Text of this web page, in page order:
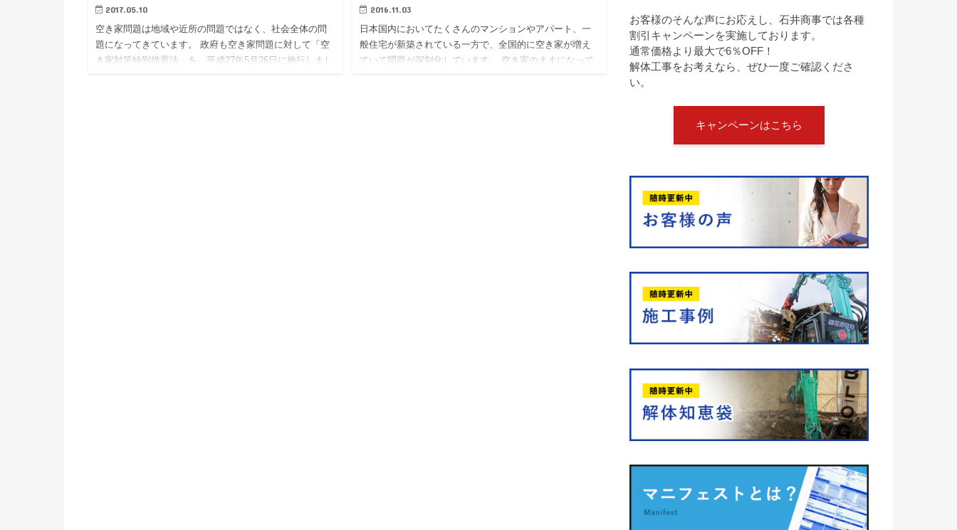
2017.05.10
空き家問題は地域や近所の問題ではなく、社会全体の問
題になってきています。 政府も空き家問題に対して「空
き家対策特別措置法」を、平成27年5月26日に施行しまし
2016.11.03
日本国内においてたくさんのマンションやアパート、一
般住宅が新築されている一方で、全国的に空き家が増え
ていて問題が深刻化しています。 空き家のままになって
お客様のそんな声にお応えし、石井商事では各種
割引キャンペーンを実施しております。
通常価格より最大で6％OFF！
解体工事をお考えなら、ぜひ一度ご確認くださ
い。
キャンペーンはこちら